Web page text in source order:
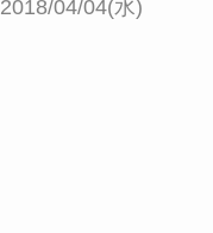
2018/04/04(水)